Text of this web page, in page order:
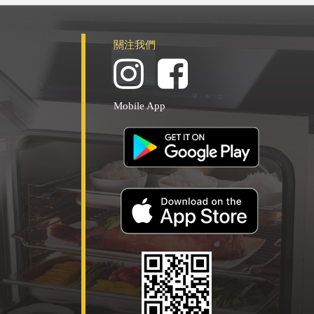
關注我們
Mobile App